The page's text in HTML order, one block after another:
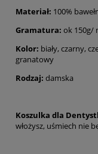
Materiał: 100%
Gramatura: ok 150g/
Kolor: biały, czarny,
granatowy
Rodzaj: damska
Koszulka dla
włożysz, uśmiech nie